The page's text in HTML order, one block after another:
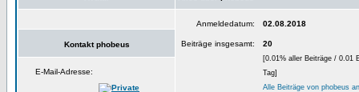
Anmeldedatum: 02.08.2018
Beiträge insgesamt: 20
[0.01% aller Beiträge / 0.01
Tag]
Alle Beiträge von phobeus
Kontakt phobeus
E-Mail-Adresse: